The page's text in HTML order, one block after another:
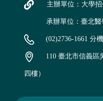
主辦單位：大學
承辦單位：臺北
(02)2736-1661 分
110 臺北市信義區
四樓）